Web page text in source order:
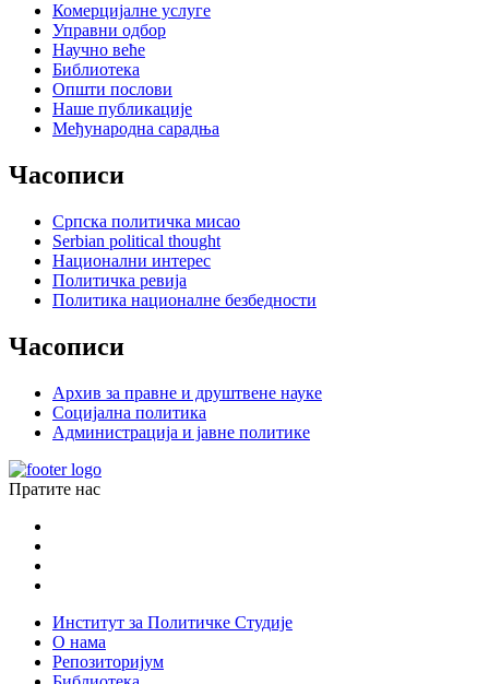
Комерцијалне услуге
Управни одбор
Научно веће
Библиотека
Општи послови
Наше публикације
Међународна сарадња
Часописи
Српска политичка мисао
Serbian political thought
Национални интерес
Политичка ревија
Политика националне безбедности
Часописи
Архив за правне и друштвене науке
Социјална политика
Администрација и јавне политике
Пратите нас
Институт за Политичке Студије
О нама
Репозиторијум